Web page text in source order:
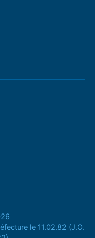
le 11.02.82 (J.O.